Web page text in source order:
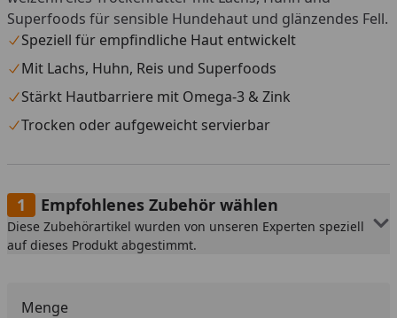
Superfoods für sensible Hundehaut und glänzendes Fell.
Speziell für empfindliche Haut entwickelt
Mit Lachs, Huhn, Reis und Superfoods
Stärkt Hautbarriere mit Omega-3 & Zink
Trocken oder aufgeweicht servierbar
Empfohlenes Zubehör wählen
Diese Zubehörartikel wurden von unseren Experten speziell
auf dieses Produkt abgestimmt.
Menge